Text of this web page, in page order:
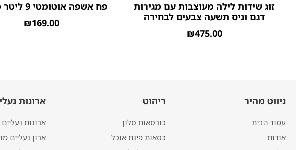
זוג שידות לילה מעוצבות עם מגירות
דגם וניס תשעה צבעים לבחירה
₪475.00
פח אשפה אוטומטי 9 ליטר מעוצב
₪169.00
ניווט מהיר
עמוד הבית
אודות
ריהוט
כורסאות סלון
כסאות פינת אוכל
ארונות
ארונות
ארון נעליים